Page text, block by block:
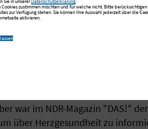
Schäffer aus dem
Albertinen
Operationssaals
war im NDR-Magazin "DAS!"
über Herzgesundheit zu
zustimmen möchten und für welche nicht. Bitte berücksichtigen
zur Verfügung stehen. Sie können Ihre Auswahl jederzeit über die
aktivieren.